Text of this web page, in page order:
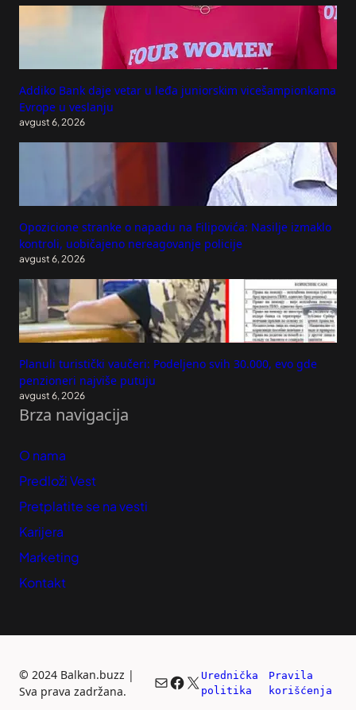
Addiko Bank daje vetar u leđa juniorskim vicešampionkama
Evrope u veslanju
avgust 6, 2026
Opozicione stranke o napadu na Filipovića: Nasilje izmaklo
kontroli, uobičajeno nereagovanje policije
avgust 6, 2026
Planuli turistički vaučeri: Podeljeno svih 30.000, evo gde
penzioneri najviše putuju
avgust 6, 2026
Brza navigacija
O nama
Predloži Vest
Pretplatite se na vesti
Karijera
Marketing
Kontakt
© 2024 Balkan.buzz |
Sva prava zadržana.
Mail
Facebook
X Urednička
politika
Pravila
korišćenja